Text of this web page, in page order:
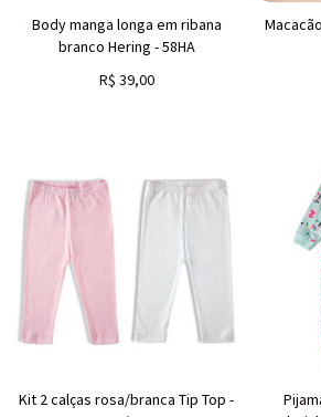
Body manga longa em ribana
branco Hering - 58HA
R$ 39,00
Kit 2 calças rosa/branca Tip Top -